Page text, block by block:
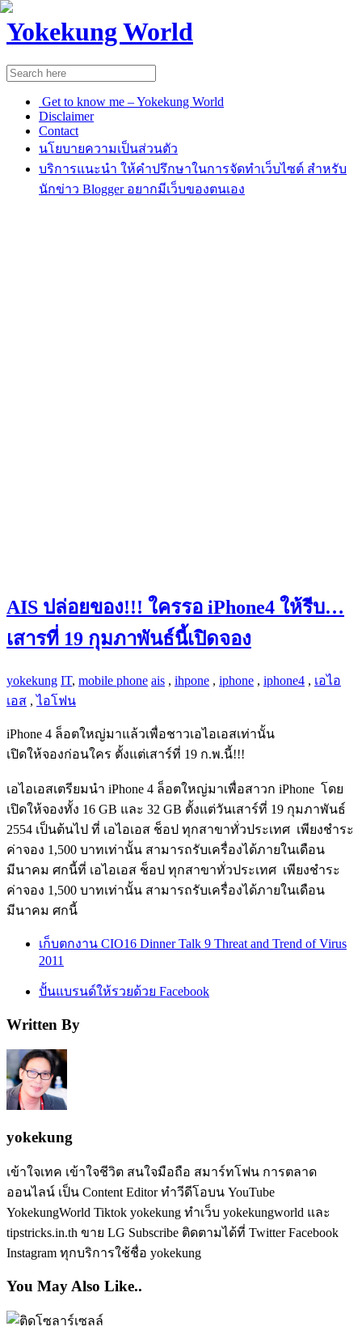
Yokekung World
Get to know me – Yokekung World
Disclaimer
Contact
นโยบายความเป็นส่วนตัว
บริการแนะนำ ให้คำปรึกษาในการจัดทำเว็บไซต์ สำหรับ
นักข่าว Blogger อยากมีเว็บของตนเอง
AIS ปล่อยของ!!! ใครรอ iPhone4 ให้รีบ…
เสารที่ 19 กุมภาพันธ์นี้เปิดจอง
yokekung IT, mobile phone ais , ihpone , iphone , iphone4 , เอไอ
เอส ,ไอโฟน
iPhone 4 ล็อตใหญ่มาแล้วเพื่อชาวเอไอเอสเท่านั้น
เปิดให้จองก่อนใคร ตั้งแต่เสาร์ที่ 19 ก.พ.นี้!!!
เอไอเอสเตรียมนำ iPhone 4 ล็อตใหญ่มาเพื่อสาวก iPhone โดย
เปิดให้จองทั้ง 16 GB และ 32 GB ตั้งแต่วันเสาร์ที่ 19 กุมภาพันธ์
2554 เป็นต้นไป ที่ เอไอเอส ช็อป ทุกสาขาทั่วประเทศ เพียงชำระ
ค่าจอง 1,500 บาทเท่านั้น สามารถรับเครื่องได้ภายในเดือน
มีนาคม ศกนี้ที่ เอไอเอส ช็อป ทุกสาขาทั่วประเทศ เพียงชำระ
ค่าจอง 1,500 บาทเท่านั้น สามารถรับเครื่องได้ภายในเดือน
มีนาคม ศกนี้
เก็บตกงาน CIO16 Dinner Talk 9 Threat and Trend of Virus
2011
ปั้นแบรนด์ให้รวยด้วย Facebook
Written By
yokekung
เข้าใจเทค เข้าใจชีวิต สนใจมือถือ สมาร์ทโฟน การตลาด
ออนไลน์ เป็น Content Editor ทำวีดีโอบน YouTube
YokekungWorld Tiktok yokekung ทำเว็บ yokekungworld และ
tipstricks.in.th ขาย LG Subscribe ติดตามได้ที่ Twitter Facebook
Instagram ทุกบริการใช้ชื่อ yokekung
You May Also Like..